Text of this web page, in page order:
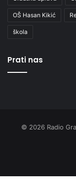
OŠ Hasan Kikić
škola
Prati nas
© 2026 Radio